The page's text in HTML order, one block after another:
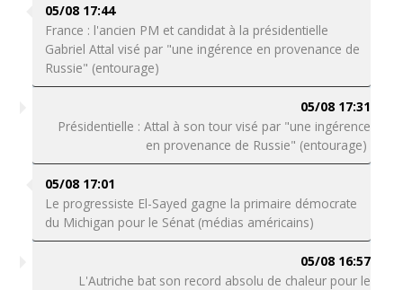
05/08 17:44
France : l'ancien PM et candidat à la présidentielle
Gabriel Attal visé par "une ingérence en provenance de
Russie" (entourage)
05/08 17:31
Présidentielle : Attal à son tour visé par "une ingérence
en provenance de Russie" (entourage)
05/08 17:01
Le progressiste El-Sayed gagne la primaire démocrate
du Michigan pour le Sénat (médias américains)
05/08 16:57
L'Autriche bat son record absolu de chaleur pour le